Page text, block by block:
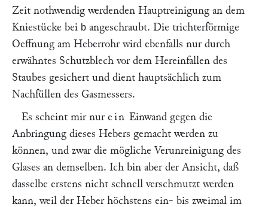
Zeit nothwendig werdenden Hauptreinigung an dem
Kniestücke bei b angeschraubt. Die trichterförmige
Oeffnung am Heberrohr wird ebenfalls nur durch
erwähntes Schutzblech vor dem Hereinfallen des
Staubes gesichert und dient hauptsächlich zum
Nachfüllen des Gasmessers.
Es scheint mir nur ein Einwand gegen die
Anbringung dieses Hebers gemacht werden zu
können, und zwar die mögliche Verunreinigung des
Glases an demselben. Ich bin aber der Ansicht, daß
dasselbe erstens nicht schnell verschmutzt werden
kann, weil der Heber höchstens ein- bis zweimal im